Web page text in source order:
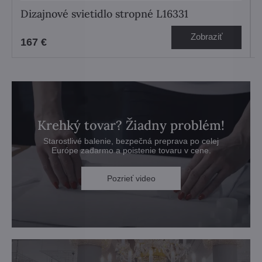
Dizajnové svietidlo stropné L16331
167 € Zobraziť
Krehký tovar? Žiadny problém!
Starostlivé balenie, bezpečná preprava po celej
Európe zadarmo a poistenie tovaru v cene.
Pozrieť video